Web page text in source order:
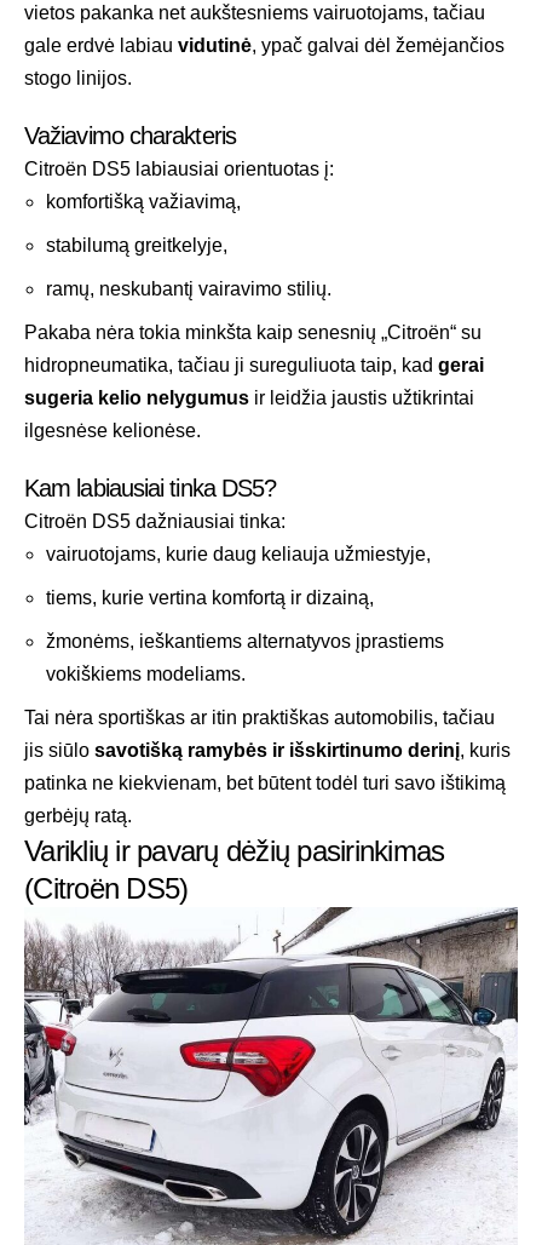
vietos pakanka net aukštesniems vairuotojams, tačiau
gale erdvė labiau vidutinė, ypač galvai dėl žemėjančios
stogo linijos.
Važiavimo charakteris
Citroën DS5 labiausiai orientuotas į:
komfortišką važiavimą,
stabilumą greitkelyje,
ramų, neskubantį vairavimo stilių.
Pakaba nėra tokia minkšta kaip senesnių „Citroën“ su
hidropneumatika, tačiau ji sureguliuota taip, kad gerai
sugeria kelio nelygumus ir leidžia jaustis užtikrintai
ilgesnėse kelionėse.
Kam labiausiai tinka DS5?
Citroën DS5 dažniausiai tinka:
vairuotojams, kurie daug keliauja užmiestyje,
tiems, kurie vertina komfortą ir dizainą,
žmonėms, ieškantiems alternatyvos įprastiems
vokiškiems modeliams.
Tai nėra sportiškas ar itin praktiškas automobilis, tačiau
jis siūlo savotišką ramybės ir išskirtinumo derinį, kuris
patinka ne kiekvienam, bet būtent todėl turi savo ištikimą
gerbėjų ratą.
Variklių ir pavarų dėžių pasirinkimas
(Citroën DS5)